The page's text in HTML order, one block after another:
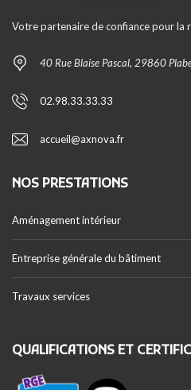
Votre partenaire de confiance pour la
40 Rue Blaise Pascal, 29860
02.98.33.33.33
accueil@axnova.fr
NOS PRESTATIONS
Aménagement intérieur
Entreprise générale du bâtiment
Travaux services
QUALIFICATIONS ET